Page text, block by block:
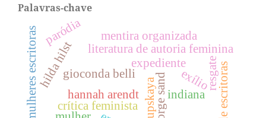
Palavras-chave
expediente
gioconda belli
hannah arendt
george sandindiana
literatura de autoria feminina
crítica feminista
hilda hilst
krupskaya
mentira organizada
mulheres escritoras resgate
paródia
exílio